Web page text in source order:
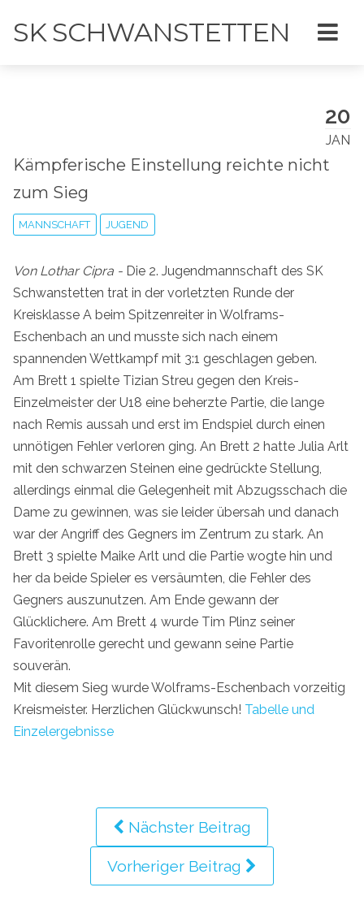
SK SCHWANSTETTEN
20
JAN
Kämpferische Einstellung reichte nicht
zum Sieg
MANNSCHAFT JUGEND
Von Lothar Cipra - Die 2. Jugendmannschaft des SK
Schwanstetten trat in der vorletzten Runde der
Kreisklasse A beim Spitzenreiter in Wolframs-
Eschenbach an und musste sich nach einem
spannenden Wettkampf mit 3:1 geschlagen geben.
Am Brett 1 spielte Tizian Streu gegen den Kreis-
Einzelmeister der U18 eine beherzte Partie, die lange
nach Remis aussah und erst im Endspiel durch einen
unnötigen Fehler verloren ging. An Brett 2 hatte Julia Arlt
mit den schwarzen Steinen eine gedrückte Stellung,
allerdings einmal die Gelegenheit mit Abzugsschach die
Dame zu gewinnen, was sie leider übersah und danach
war der Angriff des Gegners im Zentrum zu stark. An
Brett 3 spielte Maike Arlt und die Partie wogte hin und
her da beide Spieler es versäumten, die Fehler des
Gegners auszunutzen. Am Ende gewann der
Glücklichere. Am Brett 4 wurde Tim Plinz seiner
Favoritenrolle gerecht und gewann seine Partie
souverän.
Mit diesem Sieg wurde Wolframs-Eschenbach vorzeitig
Kreismeister. Herzlichen Glückwunsch! Tabelle und
Einzelergebnisse
Nächster Beitrag
Vorheriger Beitrag